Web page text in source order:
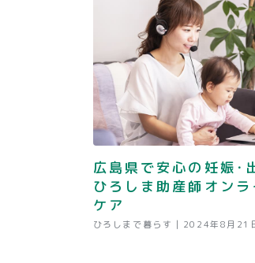
広島県で安心の妊娠･
ひろしま助産師オン
ケア
ひろしまで暮らす | 2024年8月21